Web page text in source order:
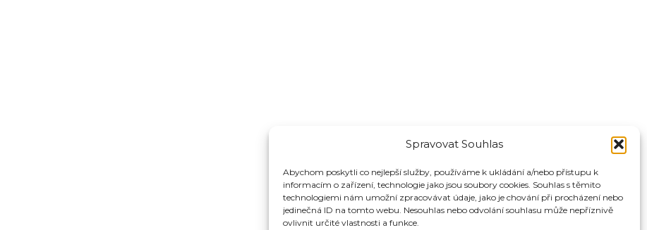
Spravovat Souhlas
Abychom poskytli co nejlepší služby, používáme k ukládání a/nebo přístupu k
informacím o zařízení, technologie jako jsou soubory cookies. Souhlas s těmito
technologiemi nám umožní zpracovávat údaje, jako je chování při procházení nebo
jedinečná ID na tomto webu. Nesouhlas nebo odvolání souhlasu může nepříznivě
ovlivnit určité vlastnosti a funkce.